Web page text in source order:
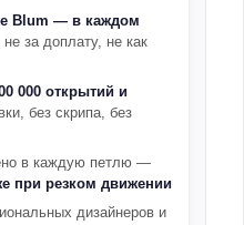
Blum — в каждом
не за доплату, не как
000 открытий и
без скрипа, без
в каждую петлю —
при резком движении
дизайнеров и